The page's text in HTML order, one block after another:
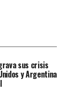
sus crisis
y Argentina